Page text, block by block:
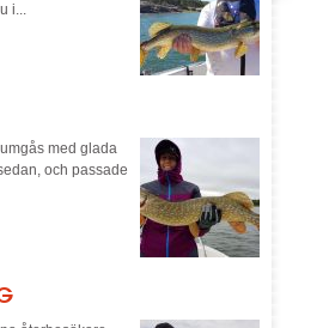
i...
med glada
och passade